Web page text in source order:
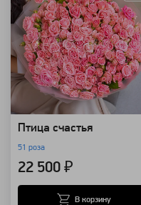
Птица счастья
51 роза
22 500 ₽
В корзину